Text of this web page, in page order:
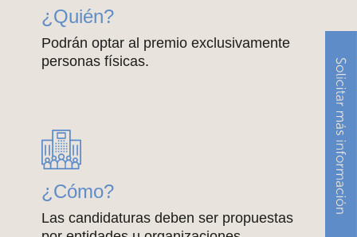
¿Quién?
Podrán optar al premio exclusivamente
personas físicas.
¿Cómo?
Las candidaturas deben ser propuestas